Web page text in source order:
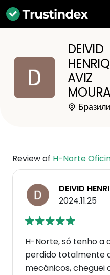
DEIVID
AVIZ
Review of H-Norte
DEIVID
2024.11.25
H-Norte, só tenho a
perdido totalmente
mecânicos, cheguei